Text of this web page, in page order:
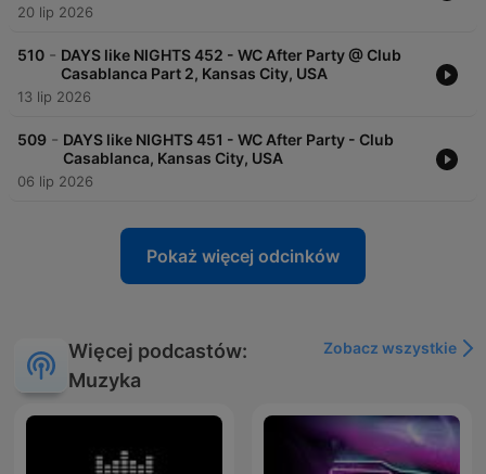
20 lip 2026
510 - DAYS like NIGHTS 452 - WC After Party @ Club
Casablanca Part 2, Kansas City, USA
13 lip 2026
509 - DAYS like NIGHTS 451 - WC After Party - Club
Casablanca, Kansas City, USA
06 lip 2026
Pokaż więcej odcinków
Więcej podcastów:
Muzyka
Zobacz wszystkie